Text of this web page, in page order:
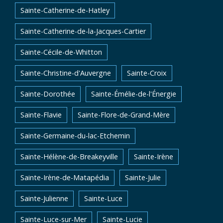
Sainte-Catherine-de-Hatley
Sainte-Catherine-de-la-Jacques-Cartier
Sainte-Cécile-de-Whitton
Sainte-Christine-d'Auvergne Sainte-Croix
Sainte-Dorothée Sainte-Émélie-de-l'Énergie
Sainte-Flavie Sainte-Flore-de-Grand-Mère
Sainte-Germaine-du-lac-Etchemin
Sainte-Hélène-de-Breakeyville Sainte-Irène
Sainte-Irène-de-Matapédia Sainte-Julie
Sainte-Julienne Sainte-Luce
Sainte-Luce-sur-Mer Sainte-Lucie